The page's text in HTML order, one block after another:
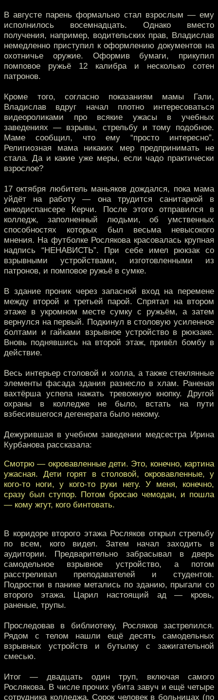
В августе парень формально стал взрослым — ему
исполнилось восемнадцать. Однако вместо
получения, например, водительских прав, Владислав
немедленно приступил к оформлению документов на
охотничье оружие. Оформив бумаги, прикупил
помповое ружьё 12 калибра и несколько сотен
патронов.
Кроме того, согласно показаниям мамы Гали,
Владислав вдруг начал плотно интересоваться
видеороликами про всякие ужасы в учебных
заведениях — взрывы, стрельбу и тому подобное.
Маме сообщил, что ему “просто интересно”.
Религиозная мама никаких мер предпринимать не
стала. Да и какие уже меры, если чадо практически
взрослое?
17 октября любитель маньяков дождался, пока мама
уйдёт на работу — она трудится санитаркой в
онкодиспансере Керчи. После этого отправился в
колледж, заполненный людьми, об умственных
способностях которых был весьма невысокого
мнения. На футболке Рослякова красовалась крупная
надпись “НЕНАВИСТЬ”. При себе имел рюкзак со
взрывными устройствами, изготовленными из
патронов, и помповое ружьё в сумке.
В здание проник через запасной вход на перемене
между второй и третьей парой. Спрятал на втором
этаже в укромном месте сумку с ружьём, а затем
вернулся на первый. Подкинул в столовую усиленное
болтами и гайками взрывное устройство в рюкзаке.
Вновь поднявшись на второй этаж, привёл бомбу в
действие.
Весь интерьер столовой и холла, а также стеклянные
элементы фасада здания разнесло в хлам. Раненая
вахтёрша успела нажать тревожную кнопку. Другой
охраны в колледже не было, встать на пути
взбесившегося дегенерата было некому.
Дежурившая в учебном заведении медсестра Ирина
Курбанова рассказала:
Смотрю — окровавленные дети. Это, конечно, картина
ужасная. Дети горят в столовой, окровавленные, у
кого-то ноги, у кого-то руки нету. У меня, конечно,
сразу был ступор. Потом бросаю чемодан, и пошла
— кому жгут, кого бинтовать.
В коридоре второго этажа Росляков открыл стрельбу
по всем, кого видел. Затем начал заходить в
аудитории. Предварительно забрасывал в дверь
самодельное взрывное устройство, а потом
расстреливал преподавателей и студентов.
Подростки в панике метались по зданию, прыгали со
второго этажа. Царил настоящий ад — кровь,
раненые, трупы.
Проследовав в библиотеку, Росляков застрелился.
Рядом с телом нашли ещё десять самодельных
взрывных устройств и бутылку с зажигательной
смесью.
Итог — двадцать один труп, включая самого
Рослякова. В числе прочих убита завуч и ещё четыре
сотрудника колледжа. Сорок человек в больницах (по